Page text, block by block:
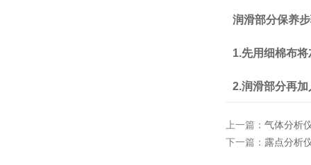
润滑部分保养
1.先用细棉布
2.润滑部分再
上一篇： 气体分析
下一篇： 露点分析